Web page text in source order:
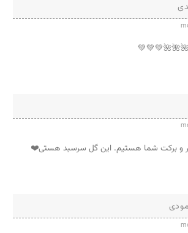
🌺🌺🌺💚💚💚
و برکت شما هستیم. این گل سرسبد هستی❤️